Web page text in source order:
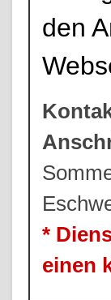
den
*
einen